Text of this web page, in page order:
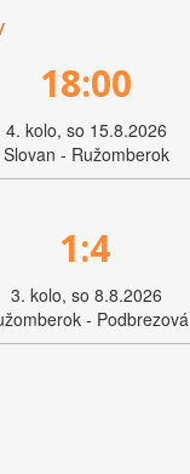
18:00
4. kolo, so 15.8.2026
Slovan - Ružomberok
1:4
3. kolo, so 8.8.2026
- Podbrezová